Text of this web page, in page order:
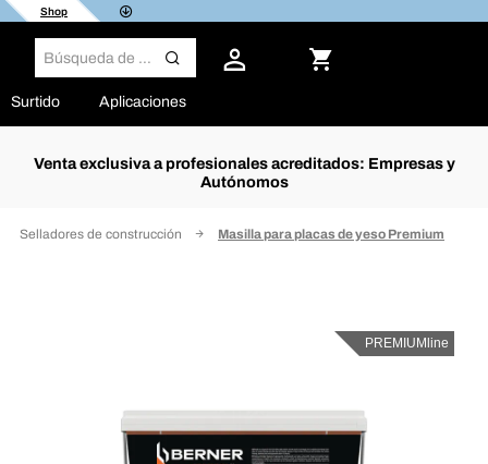
Shop
Surtido Aplicaciones
Venta exclusiva a profesionales acreditados: Empresas y
Autónomos
Selladores de construcción Masilla para placas de yeso Premium
PREMIUMline